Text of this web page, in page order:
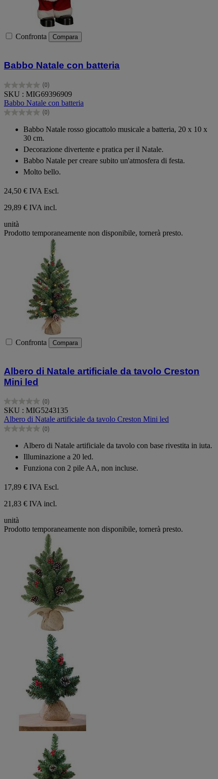
Confronta Compara
Babbo Natale con batteria
(0)
0.0
su
5
stelle.
SKU : MIG69396909
Babbo Natale con batteria
(0)
0.0
Babbo Natale rosso giocattolo musicale a batteria, 20 x 10 x
30 cm.
Decorazione divertente e pratica per il Natale.
Babbo Natale per creare subito un'atmosfera di festa.
Molto bello.
24,50 € IVA Escl.
29,89 € IVA incl.
unità
Prodotto temporaneamente non disponibile, tornerà presto.
Confronta Compara
Albero di Natale artificiale da tavolo Creston
Mini led
(0)
0.0
su
5
stelle.
SKU : MIG5243135
Albero di Natale artificiale da tavolo Creston Mini led
(0)
0.0
stelle.
Albero di Natale artificiale da tavolo con base rivestita in iuta.
Illuminazione a 20 led.
Funziona con 2 pile AA, non incluse.
17,89 € IVA Escl.
21,83 € IVA incl.
unità
Prodotto temporaneamente non disponibile, tornerà presto.